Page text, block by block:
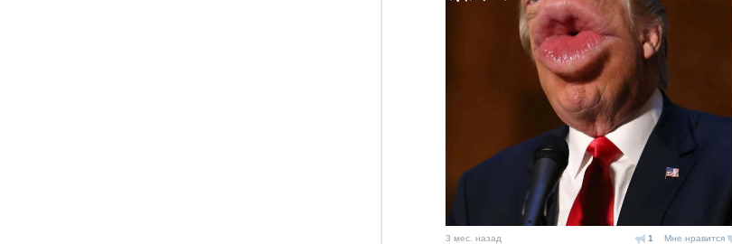
Мне нравится
1
3 мес. назад